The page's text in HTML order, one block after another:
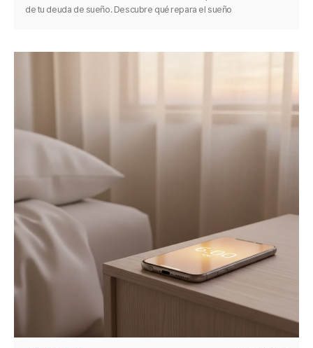
de tu deuda de sueño. Descubre qué repara el sueño